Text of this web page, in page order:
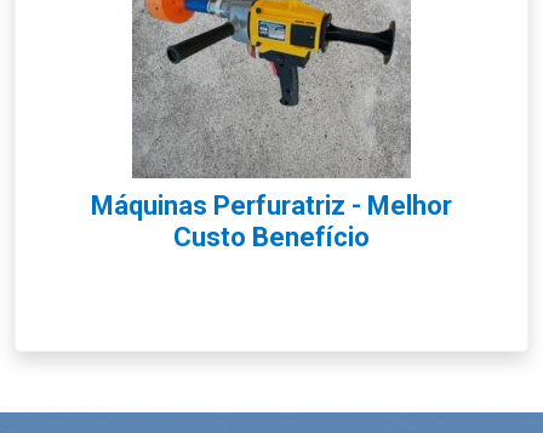
Máquinas Perfuratriz - Melhor
Custo Benefício